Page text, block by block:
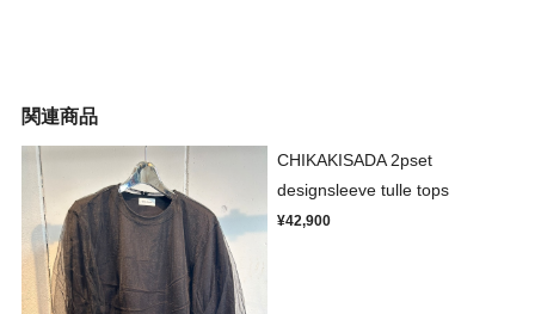
関連商品
CHIKAKISADA 2pset
designsleeve tulle tops
¥42,900